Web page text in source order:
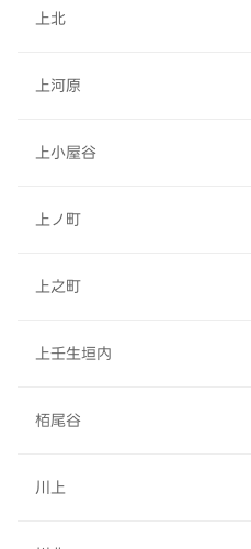
上北
上河原
上小屋谷
上ノ町
上之町
上壬生垣内
栢尾谷
川上